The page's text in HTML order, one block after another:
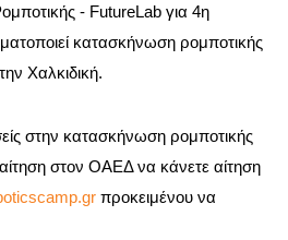
- FutureLab για 4η
κατασκήνωση ρομποτικής
Χαλκιδική.
στην κατασκήνωση ρομποτικής
στον ΟΑΕΔ να κάνετε αίτηση
προκειμένου να